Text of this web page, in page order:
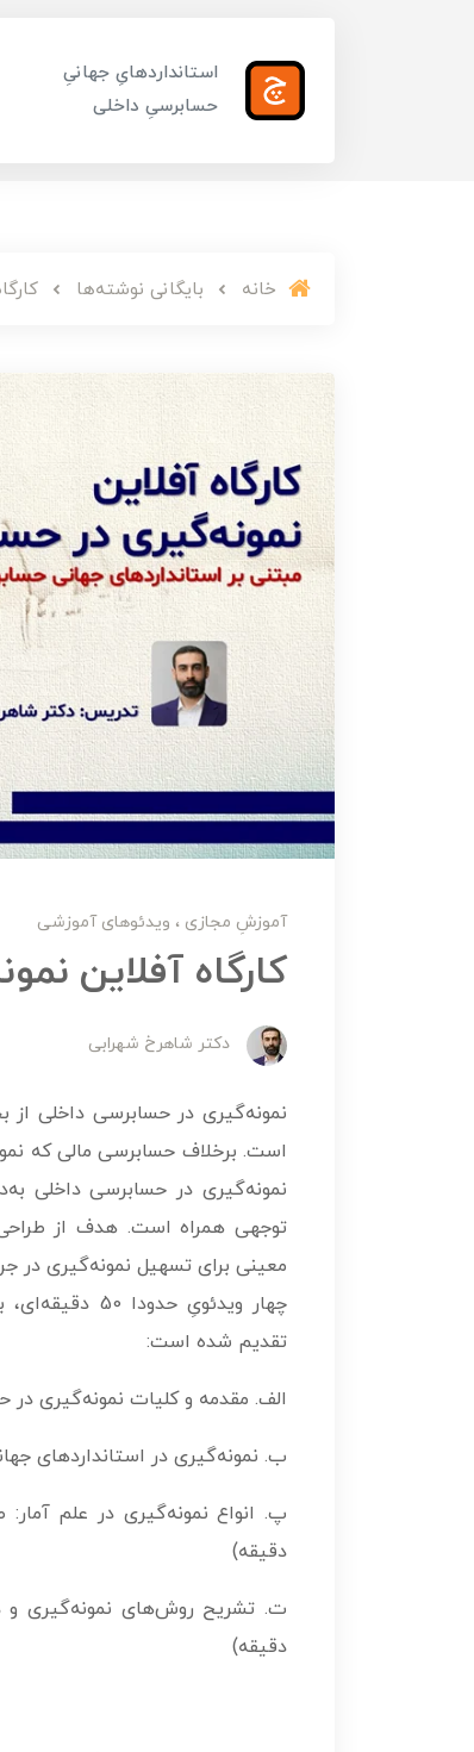
استانداردهایِ جهانیِ
حسابرسیِ داخلی
خانه بایگانی نوشته‌ها
آموزشِ مجازی ویدئوهای آموزشی
کارگاه آفلاین
دکتر شاهرخ شهرابی
نمونه‌گیری در حسابرسی داخلی از
است. برخلاف حسابرسی مالی که
نمونه‌گیری در حسابرسی داخلی
توجهی همراه است. هدف از طراحی
معینی برای تسهیل نمونه‌گیری در
چهار
تقدیم شده است:
الف. مقدمه و کلیات نمونه‌گیری در
ب. نمونه‌گیری در استانداردهای جهانی
دقیقه)
دقیقه)